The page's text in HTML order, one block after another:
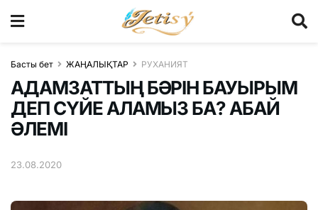
Басты бет ЖАҢАЛЫҚТАР РУХАНИЯТ
АДАМЗАТТЫҢ БӘРІН БАУЫРЫМ
ДЕП СҮЙЕ АЛАМЫЗ БА? АБАЙ
ӘЛЕМІ
23.08.2020